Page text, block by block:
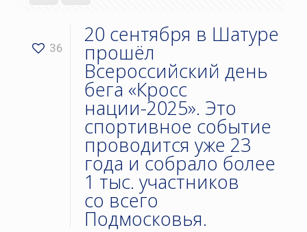
36
20 сентября в Шатуре
прошёл
Всероссийский день
бега «Кросс
нации-2025». Это
спортивное событие
проводится уже 23
года и собрало более
1 тыс. участников
со всего
Подмосковья.